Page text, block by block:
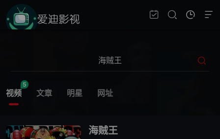
视频
5
文章 明星 网址
海贼王